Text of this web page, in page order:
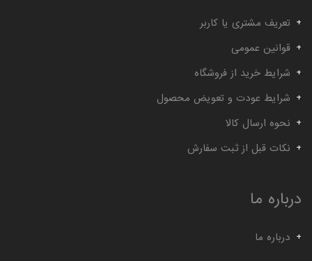
تعریف مشتری یا کاربر
قوانین عمومی
شرایط خرید از فروشگاه
شرایط عودت و تعویض محصول
نحوه ارسال کالا
نکات قبل از ثبت سفارش
درباره ما
درباره ما